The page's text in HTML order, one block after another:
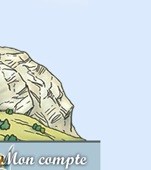
Mon compte